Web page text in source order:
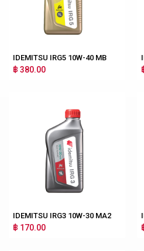
IDEMITSU IRG5 10W-40 MB
฿ 380.00
IDEMITSU IRG3 10W-30 MA2
฿ 170.00